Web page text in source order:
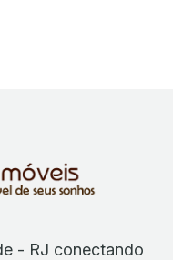
- RJ conectando